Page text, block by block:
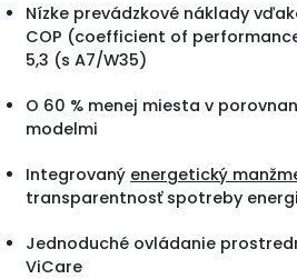
Nízke prevádzkové náklady
COP (coefficient of
5,3 (s A7/W35)
O 60 % menej miesta v
modelmi
Integrovaný energetický
transparentnosť spotreby
Jednoduché ovládanie
ViCare